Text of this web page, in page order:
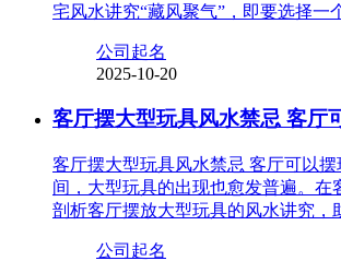
宅风水讲究“藏风聚气”，即要选择
公司起名
2025-10-20
客厅摆大型玩具风水禁忌 客厅
客厅摆大型玩具风水禁忌 客厅可以
间，大型玩具的出现也愈发普遍。
剖析客厅摆放大型玩具的风水讲究
公司起名